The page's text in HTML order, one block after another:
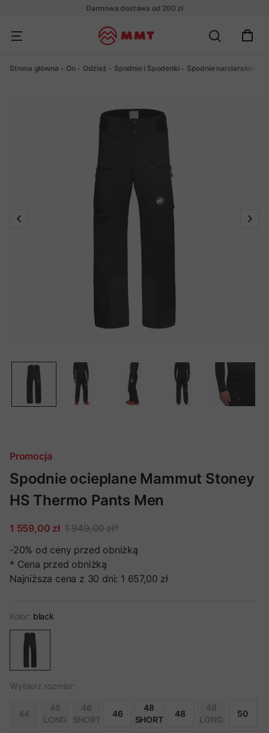
Darmowa dostawa od 200 zł
Strona główna On Odzież Spodnie i Spodenki Spodnie narciarskie
Promocja
Spodnie ocieplane Mammut Stoney
HS Thermo Pants Men
1 559,00 zł 1 949,00 zł*
-20% od ceny przed obniżką
* Cena przed obniżką
Najniższa cena z 30 dni: 1 657,00 zł
Kolor: black
Wybierz rozmiar:
44
46
LONG
46
SHORT
46
48
SHORT
48
48
LONG
50